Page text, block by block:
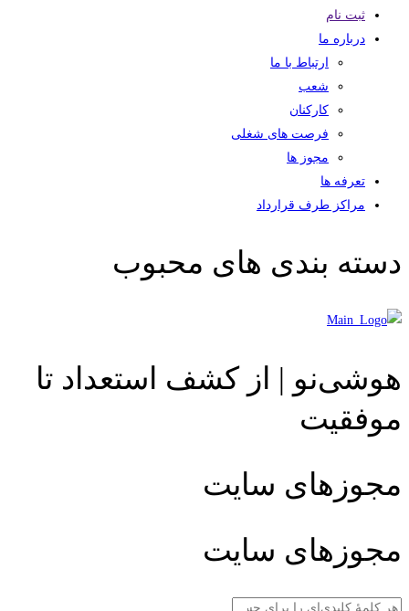
ثبت نام
درباره ما
ارتباط با ما
شعب
کارکنان
فرصت های شغلی
مجوز ها
تعرفه ها
مراکز طرف قرارداد
دسته بندی های محبوب
هوشی‌نو | از کشف استعداد تا
موفقیت
مجوزهای سایت
مجوزهای سایت